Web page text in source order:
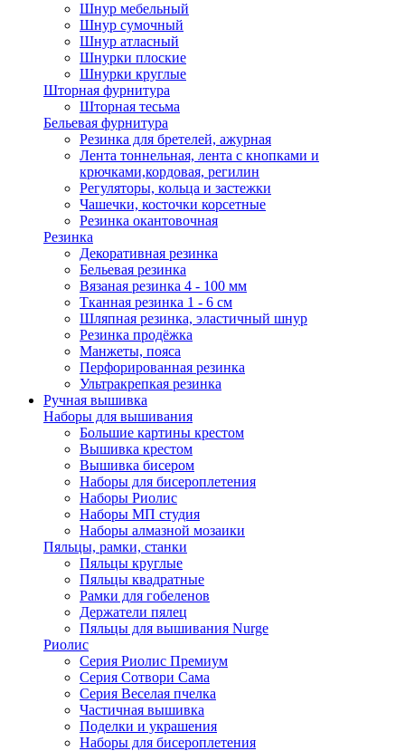
Шнур мебельный
Шнур сумочный
Шнур атласный
Шнурки плоские
Шнурки круглые
Шторная фурнитура
Шторная тесьма
Бельевая фурнитура
Резинка для бретелей, ажурная
Лента тоннельная, лента с кнопками и
крючками,кордовая, регилин
Регуляторы, кольца и застежки
Чашечки, косточки корсетные
Резинка окантовочная
Резинка
Декоративная резинка
Бельевая резинка
Вязаная резинка 4 - 100 мм
Тканная резинка 1 - 6 см
Шляпная резинка, эластичный шнур
Резинка продёжка
Манжеты, пояса
Перфорированная резинка
Ультракрепкая резинка
Ручная вышивка
Наборы для вышивания
Большие картины крестом
Вышивка крестом
Вышивка бисером
Наборы для бисероплетения
Наборы Риолис
Наборы МП студия
Наборы алмазной мозаики
Пяльцы, рамки, станки
Пяльцы круглые
Пяльцы квадратные
Рамки для гобеленов
Держатели пялец
Пяльцы для вышивания Nurge
Риолис
Серия Риолис Премиум
Серия Сотвори Сама
Серия Веселая пчелка
Частичная вышивка
Поделки и украшения
Наборы для бисероплетения